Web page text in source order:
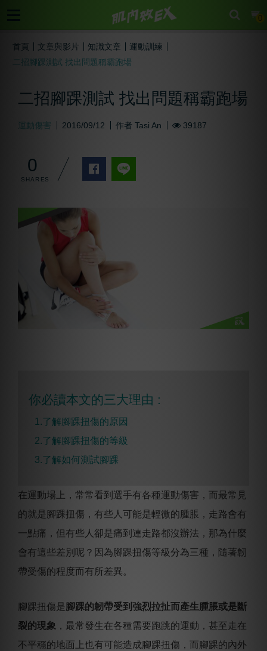
0
首頁 文章與影片 知識文章
運動訓練
二招腳踝測試 找出問題稱霸跑場
二招腳踝測試 找出問題稱霸跑場
運動傷害 2016/09/12 作者 Tasi An 39187
0
你必讀本文的三大理由 :
1.了解腳踝扭傷的原因
2.了解腳踝扭傷的等級
3.了解如何測試腳踝
在運動場上，常常看到選手有各種運動傷害，而最常見
的就是腳踝扭傷，有些人可能是輕微的腫脹，走路會有
一點痛，但有些人卻是痛到連走路都沒辦法，那為什麼
會有這些差別呢？因為腳踝扭傷等級分為三種，隨著韌
帶受傷的程度而有所差異。
腳踝扭傷是 腳踝的韌帶受到強烈拉扯而產生腫脹或是斷
裂的現象 ，最常發生在各種需要跑跳的運動，甚至走在
不平穩的地面上也有可能造成腳踝扭傷，而腳踝的內外